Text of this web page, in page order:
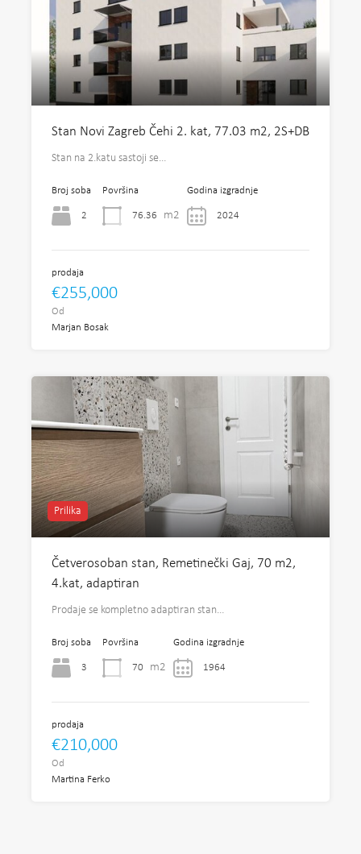
Stan Novi Zagreb Čehi 2. kat, 77.03 m2, 2S+DB
Stan na 2.katu sastoji se…
Broj soba
2
Površina
76.36 m2
Godina izgradnje
2024
prodaja
€255,000
Od
Marjan Bosak
Prilika
Četverosoban stan, Remetinečki Gaj, 70 m2,
4.kat, adaptiran
Prodaje se kompletno adaptiran stan…
Broj soba
3
Površina
70 m2
Godina izgradnje
1964
prodaja
€210,000
Od
Martina Ferko